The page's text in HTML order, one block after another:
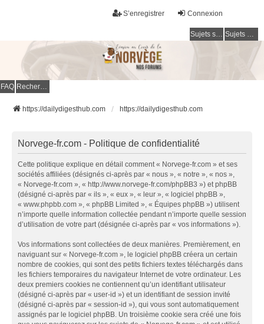
Connexion
S’enregistrer
Sujets sans réponse Sujets actifs
FAQ Rechercher
https://dailydigesthub.com https://dailydigesthub.com
Norvege-fr.com - Politique de confidentialité
Cette politique explique en détail comment « Norvege-fr.com » et ses
sociétés affiliées (désignés ci-après par « nous », « notre », « nos »,
« Norvege-fr.com », « http://www.norvege-fr.com/phpBB3 ») et phpBB
(désigné ci-après par « ils », « eux », « leur », « logiciel phpBB »,
« www.phpbb.com », « phpBB Limited », « Équipes phpBB ») utilisent
n’importe quelle information collectée pendant n’importe quelle session
d’utilisation de votre part (désignée ci-après par « vos informations »).
Vos informations sont collectées de deux manières. Premièrement, en
naviguant sur « Norvege-fr.com », le logiciel phpBB créera un certain
nombre de cookies, qui sont des petits fichiers textes téléchargés dans
les fichiers temporaires du navigateur Internet de votre ordinateur. Les
deux premiers cookies ne contiennent qu’un identifiant utilisateur
(désigné ci-après par « user-id ») et un identifiant de session invité
(désigné ci-après par « session-id »), qui vous sont automatiquement
assignés par le logiciel phpBB. Un troisième cookie sera créé une fois